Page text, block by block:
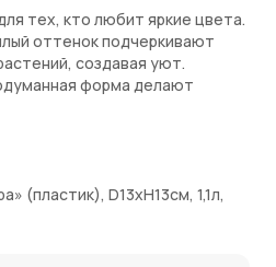
тех, кто любит яркие цвета.
оттенок подчеркивают
создавая уют.
форма делают
полив и
(пластик), D13xH13см, 1,1л,